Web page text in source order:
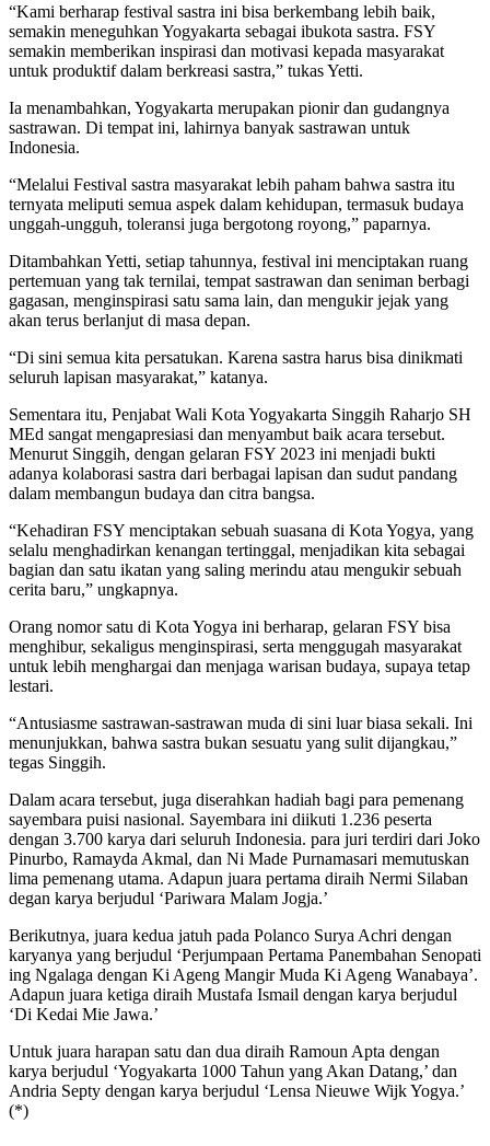
“Kami berharap festival sastra ini bisa berkembang lebih baik,
semakin meneguhkan Yogyakarta sebagai ibukota sastra. FSY
semakin memberikan inspirasi dan motivasi kepada masyarakat
untuk produktif dalam berkreasi sastra,” tukas Yetti.
Ia menambahkan, Yogyakarta merupakan pionir dan gudangnya
sastrawan. Di tempat ini, lahirnya banyak sastrawan untuk
Indonesia.
“Melalui Festival sastra masyarakat lebih paham bahwa sastra itu
ternyata meliputi semua aspek dalam kehidupan, termasuk budaya
unggah-ungguh, toleransi juga bergotong royong,” paparnya.
Ditambahkan Yetti, setiap tahunnya, festival ini menciptakan ruang
pertemuan yang tak ternilai, tempat sastrawan dan seniman berbagi
gagasan, menginspirasi satu sama lain, dan mengukir jejak yang
akan terus berlanjut di masa depan.
“Di sini semua kita persatukan. Karena sastra harus bisa dinikmati
seluruh lapisan masyarakat,” katanya.
Sementara itu, Penjabat Wali Kota Yogyakarta Singgih Raharjo SH
MEd sangat mengapresiasi dan menyambut baik acara tersebut.
Menurut Singgih, dengan gelaran FSY 2023 ini menjadi bukti
adanya kolaborasi sastra dari berbagai lapisan dan sudut pandang
dalam membangun budaya dan citra bangsa.
“Kehadiran FSY menciptakan sebuah suasana di Kota Yogya, yang
selalu menghadirkan kenangan tertinggal, menjadikan kita sebagai
bagian dan satu ikatan yang saling merindu atau mengukir sebuah
cerita baru,” ungkapnya.
Orang nomor satu di Kota Yogya ini berharap, gelaran FSY bisa
menghibur, sekaligus menginspirasi, serta menggugah masyarakat
untuk lebih menghargai dan menjaga warisan budaya, supaya tetap
lestari.
“Antusiasme sastrawan-sastrawan muda di sini luar biasa sekali. Ini
menunjukkan, bahwa sastra bukan sesuatu yang sulit dijangkau,”
tegas Singgih.
Dalam acara tersebut, juga diserahkan hadiah bagi para pemenang
sayembara puisi nasional. Sayembara ini diikuti 1.236 peserta
dengan 3.700 karya dari seluruh Indonesia. para juri terdiri dari Joko
Pinurbo, Ramayda Akmal, dan Ni Made Purnamasari memutuskan
lima pemenang utama. Adapun juara pertama diraih Nermi Silaban
degan karya berjudul ‘Pariwara Malam Jogja.’
Berikutnya, juara kedua jatuh pada Polanco Surya Achri dengan
karyanya yang berjudul ‘Perjumpaan Pertama Panembahan Senopati
ing Ngalaga dengan Ki Ageng Mangir Muda Ki Ageng Wanabaya’.
Adapun juara ketiga diraih Mustafa Ismail dengan karya berjudul
‘Di Kedai Mie Jawa.’
Untuk juara harapan satu dan dua diraih Ramoun Apta dengan
karya berjudul ‘Yogyakarta 1000 Tahun yang Akan Datang,’ dan
Andria Septy dengan karya berjudul ‘Lensa Nieuwe Wijk Yogya.’
(*)